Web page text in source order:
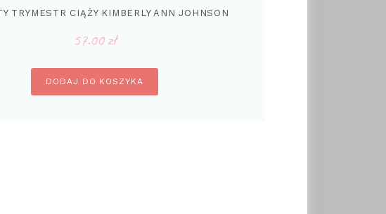
TRYMESTR CIĄŻY KIMBERLY ANN JOHNSON
57.00zł
DODAJ DO KOSZYKA